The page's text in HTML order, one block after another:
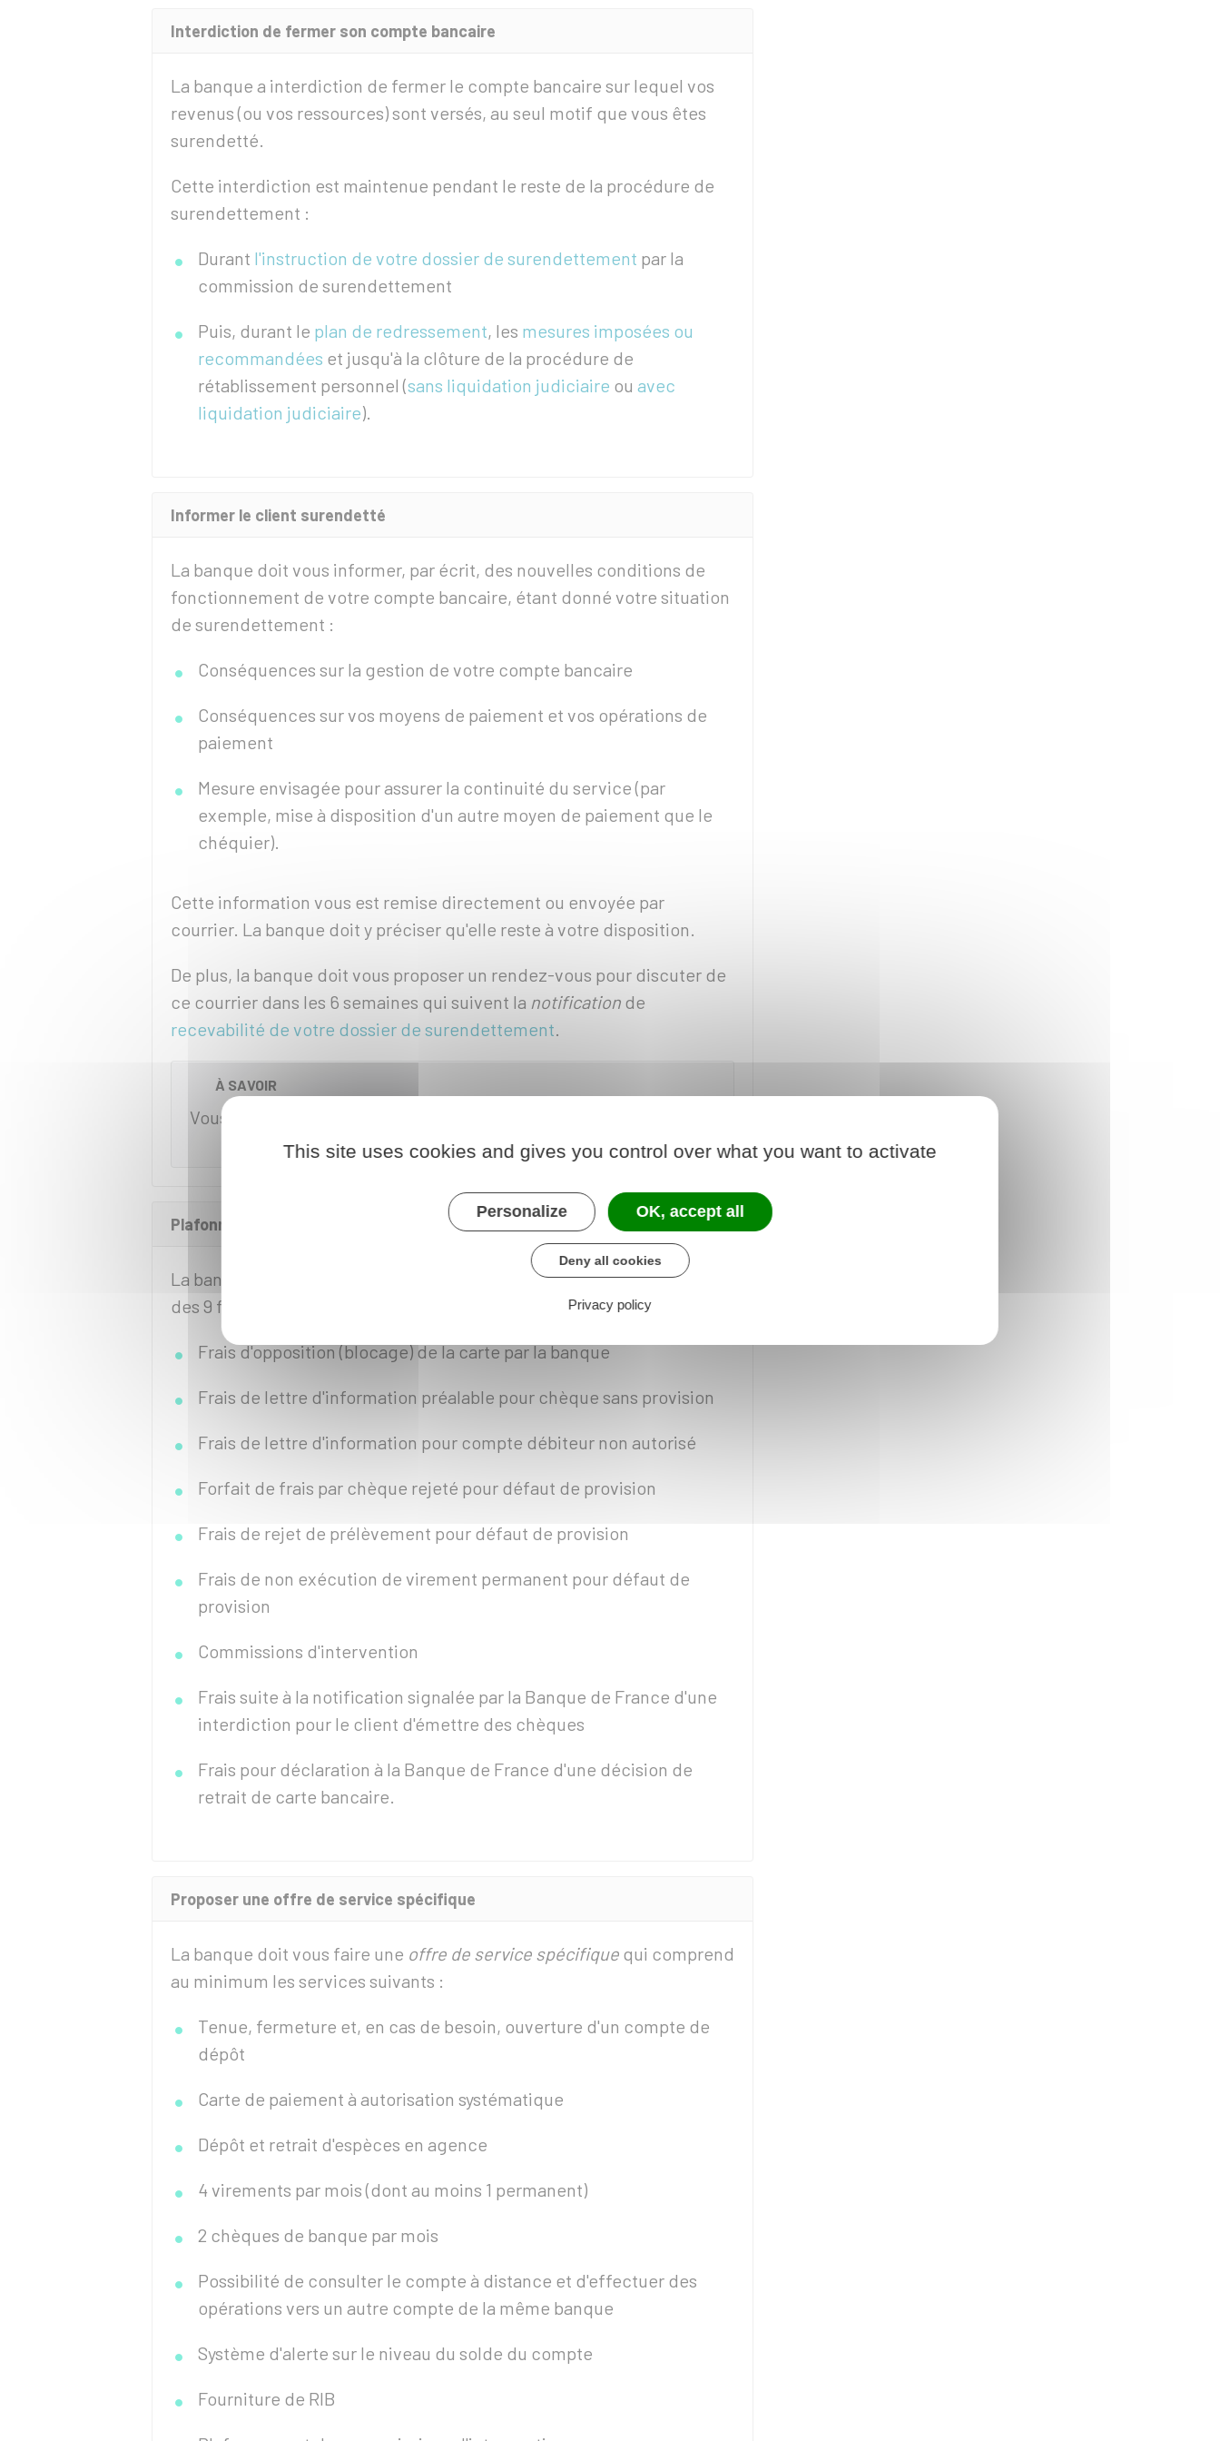
Interdiction de fermer son compte bancaire
La banque a interdiction de fermer le compte bancaire sur lequel vos
revenus (ou vos ressources) sont versés, au seul motif que vous êtes
surendetté.
Cette interdiction est maintenue pendant le reste de la procédure de
surendettement :
Durant l'instruction de votre dossier de surendettement par la
commission de surendettement
Puis, durant le plan de redressement, les mesures imposées ou
recommandées et jusqu'à la clôture de la procédure de
rétablissement personnel (sans liquidation judiciaire ou avec
liquidation judiciaire).
Informer le client surendetté
La banque doit vous informer, par écrit, des nouvelles conditions de
fonctionnement de votre compte bancaire, étant donné votre situation
de surendettement :
Conséquences sur la gestion de votre compte bancaire
Conséquences sur vos moyens de paiement et vos opérations de
paiement
Mesure envisagée pour assurer la continuité du service (par
exemple, mise à disposition d'un autre moyen de paiement que le
chéquier).
Cette information vous est remise directement ou envoyée par
courrier. La banque doit y préciser qu'elle reste à votre disposition.
De plus, la banque doit vous proposer un rendez-vous pour discuter de
ce courrier dans les 6 semaines qui suivent la notification de
recevabilité de votre dossier de surendettement.
À SAVOIR
Vous êtes libre de refuser le rendez-vous proposé par la banque.
Plafonner certains frais d'incidents bancaires
La banque doit plafonner, de façon automatique, à25 €par mois le tarif
des 9 frais d'incidents bancaires suivants :
Frais d'opposition (blocage) de la carte par la banque
Frais de lettre d'information préalable pour chèque sans provision
Frais de lettre d'information pour compte débiteur non autorisé
Forfait de frais par chèque rejeté pour défaut de provision
Frais de rejet de prélèvement pour défaut de provision
Frais de non exécution de virement permanent pour défaut de
provision
Commissions d'intervention
Frais suite à la notification signalée par la Banque de France d'une
interdiction pour le client d'émettre des chèques
Frais pour déclaration à la Banque de France d'une décision de
retrait de carte bancaire.
Proposer une offre de service spécifique
La banque doit vous faire une offre de service spécifique qui comprend
au minimum les services suivants :
Tenue, fermeture et, en cas de besoin, ouverture d'un compte de
dépôt
Carte de paiement à autorisation systématique
Dépôt et retrait d'espèces en agence
4 virements par mois (dont au moins 1 permanent)
2 chèques de banque par mois
Possibilité de consulter le compte à distance et d'effectuer des
opérations vers un autre compte de la même banque
Système d'alerte sur le niveau du solde du compte
Fourniture de RIB
This site uses cookies and gives you control over what you want to activate
Personalize OK, accept all
Deny all cookies
Privacy policy